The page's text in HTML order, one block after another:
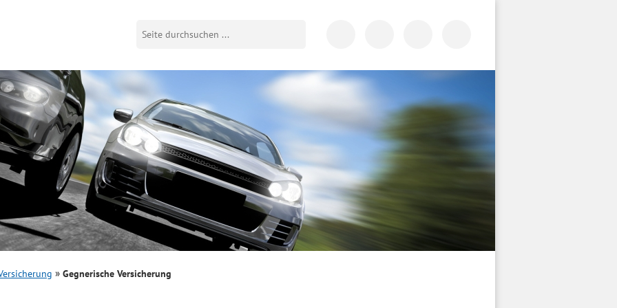
Gegnerische Versicherung